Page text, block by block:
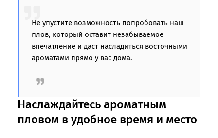
Не упустите возможность попробовать наш
плов, который оставит незабываемое
впечатление и даст насладиться восточными
ароматами прямо у вас дома.
Наслаждайтесь ароматным
пловом в удобное время и место